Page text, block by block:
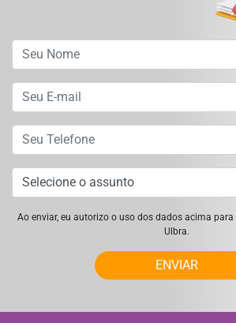
Ao enviar, eu autorizo o uso dos dados acima
Ulbra.
ENVIAR